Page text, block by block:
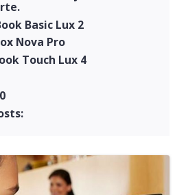
Basic Lux 2
Nova Pro
Touch Lux 4